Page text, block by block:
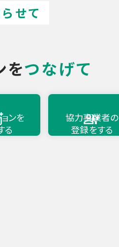
せて
をつなげて
ンを
る
協力事業者の
登録をする